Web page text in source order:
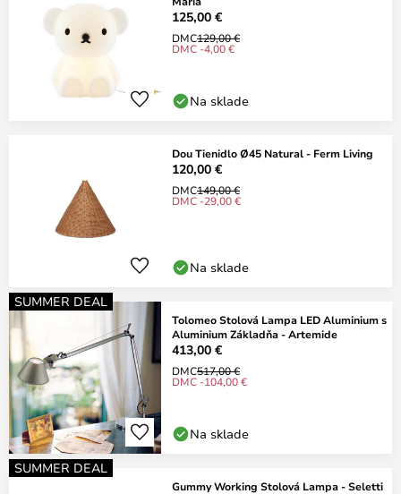
125,00 €
DMC129,00 €
DMC -4,00 €
Na sklade
Dou Tienidlo Ø45 Natural - Ferm Living
120,00 €
DMC149,00 €
DMC -29,00 €
Na sklade
SUMMER DEAL
Tolomeo Stolová Lampa LED Aluminium s
Aluminium Základňa - Artemide
413,00 €
DMC517,00 €
DMC -104,00 €
Na sklade
SUMMER DEAL
Gummy Working Stolová Lampa - Seletti